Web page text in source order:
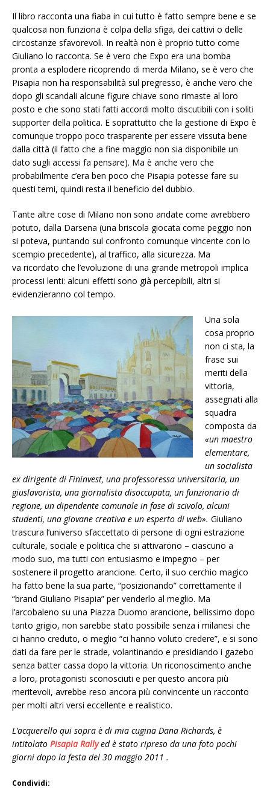
Il libro racconta una fiaba in cui tutto è fatto sempre bene e se
qualcosa non funziona è colpa della sfiga, dei cattivi o delle
circostanze sfavorevoli. In realtà non è proprio tutto come
Giuliano lo racconta. Se è vero che Expo era una bomba
pronta a esplodere ricoprendo di merda Milano, se è vero che
Pisapia non ha responsabilità sul pregresso, è anche vero che
dopo gli scandali alcune figure chiave sono rimaste al loro
posto e che sono stati fatti accordi molto discutibili con i soliti
supporter della politica. E soprattutto che la gestione di Expo è
comunque troppo poco trasparente per essere vissuta bene
dalla città (il fatto che a fine maggio non sia disponibile un
dato sugli accessi fa pensare). Ma è anche vero che
probabilmente c’era ben poco che Pisapia potesse fare su
questi temi, quindi resta il beneficio del dubbio.
Tante altre cose di Milano non sono andate come avrebbero
potuto, dalla Darsena (una briscola giocata come peggio non
si poteva, puntando sul confronto comunque vincente con lo
scempio precedente), al traffico, alla sicurezza. Ma
va ricordato che l’evoluzione di una grande metropoli implica
processi lenti: alcuni effetti sono già percepibili, altri si
evidenzieranno col tempo.
Una sola
cosa proprio
non ci sta, la
frase sui
meriti della
vittoria,
assegnati alla
squadra
composta da
«un maestro
elementare,
un socialista
ex dirigente di Fininvest, una professoressa universitaria, un
giuslavorista, una giornalista disoccupata, un funzionario di
regione, un dipendente comunale in fase di scivolo, alcuni
studenti, una giovane creativa e un esperto di web». Giuliano
trascura l’universo sfaccettato di persone di ogni estrazione
culturale, sociale e politica che si attivarono – ciascuno a
modo suo, ma tutti con entusiasmo e impegno – per
sostenere il progetto arancione. Certo, il suo cerchio magico
ha fatto bene la sua parte, “posizionando” correttamente il
“brand Giuliano Pisapia” per venderlo al meglio. Ma
l’arcobaleno su una Piazza Duomo arancione, bellissimo dopo
tanto grigio, non sarebbe stato possibile senza i milanesi che
ci hanno creduto, o meglio “ci hanno voluto credere”, e si sono
dati da fare per le strade, volantinando e presidiando i gazebo
senza batter cassa dopo la vittoria. Un riconoscimento anche
a loro, protagonisti sconosciuti e per questo ancora più
meritevoli, avrebbe reso ancora più convincente un racconto
per molti altri versi eccellente e realistico.
L’acquerello qui sopra è di mia cugina Dana Richards, è
intitolato Pisapia Rallyed è stato ripreso da una foto pochi
giorni dopo la festa del 30 maggio 2011 .
Condividi: